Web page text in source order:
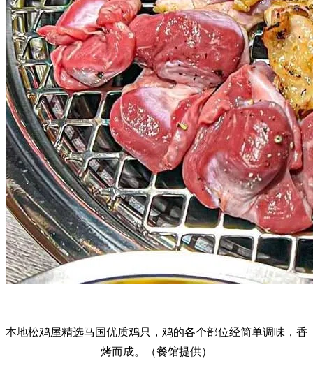
本地松鸡屋精选马国优质鸡只，鸡的各个部位经简单调味，香
烤而成。（餐馆提供）